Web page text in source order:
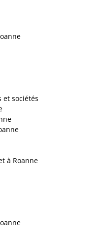
et sociétés
à Roanne